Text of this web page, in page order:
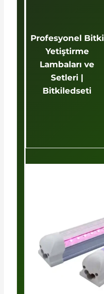
Profesyonel Bitki
Yetiştirme
Lambaları ve
Setleri |
Bitkiledseti